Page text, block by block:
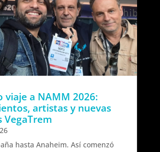
viaje a NAMM 2026:
artistas y nuevas
VegaTrem
hasta Anaheim. Así comenzó